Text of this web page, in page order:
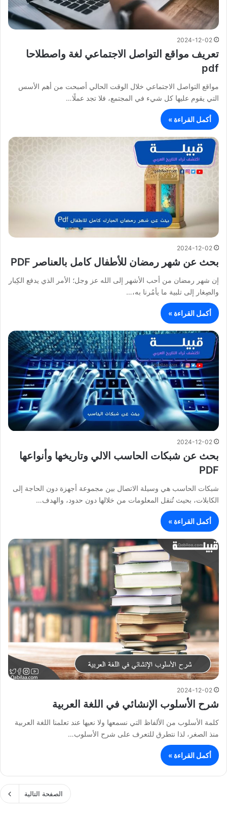
2024-12-02
تعريف مواقع التواصل الاجتماعي لغة واصطلاحا
pdf
مواقع التواصل الاجتماعي خلال الوقت الحالي أصبحت من أهم الأسس
التي يقوم عليها كل شيء في المجتمع، فلا تجد عملًا…
أكمل القراءة »
2024-12-02
بحث عن شهر رمضان للأطفال كامل بالعناصر PDF
إن شهر رمضان من أحب الأشهر إلى الله عز وجل؛ الأمر الذي يدفع الكِبار
والصِغار إلى تلبية ما يأمُرنا به،…
أكمل القراءة »
2024-12-02
بحث عن شبكات الحاسب الالي وتاريخها وأنواعها
PDF
شبكات الحاسب هي وسيلة الاتصال بين مجموعة أجهزة دون الحاجة إلى
الكابلات، بحيث تُنقل المعلومات من خلالها دون حدود، والهدف…
أكمل القراءة »
2024-12-02
شرح الأسلوب الإنشائي في اللغة العربية
كلمة الأسلوب من الألفاظ التي نسمعها ولا نعيها عند تعلمنا اللغة العربية
منذ الصغر، لذا نتطرق للتعرف على شرح الأسلوب…
أكمل القراءة »
الصفحة التالية